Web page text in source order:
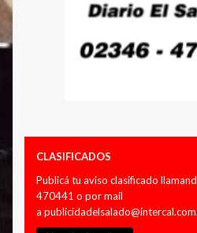
CLASIFICADOS
Publicá tu aviso clasificado
470441 o por mail
a